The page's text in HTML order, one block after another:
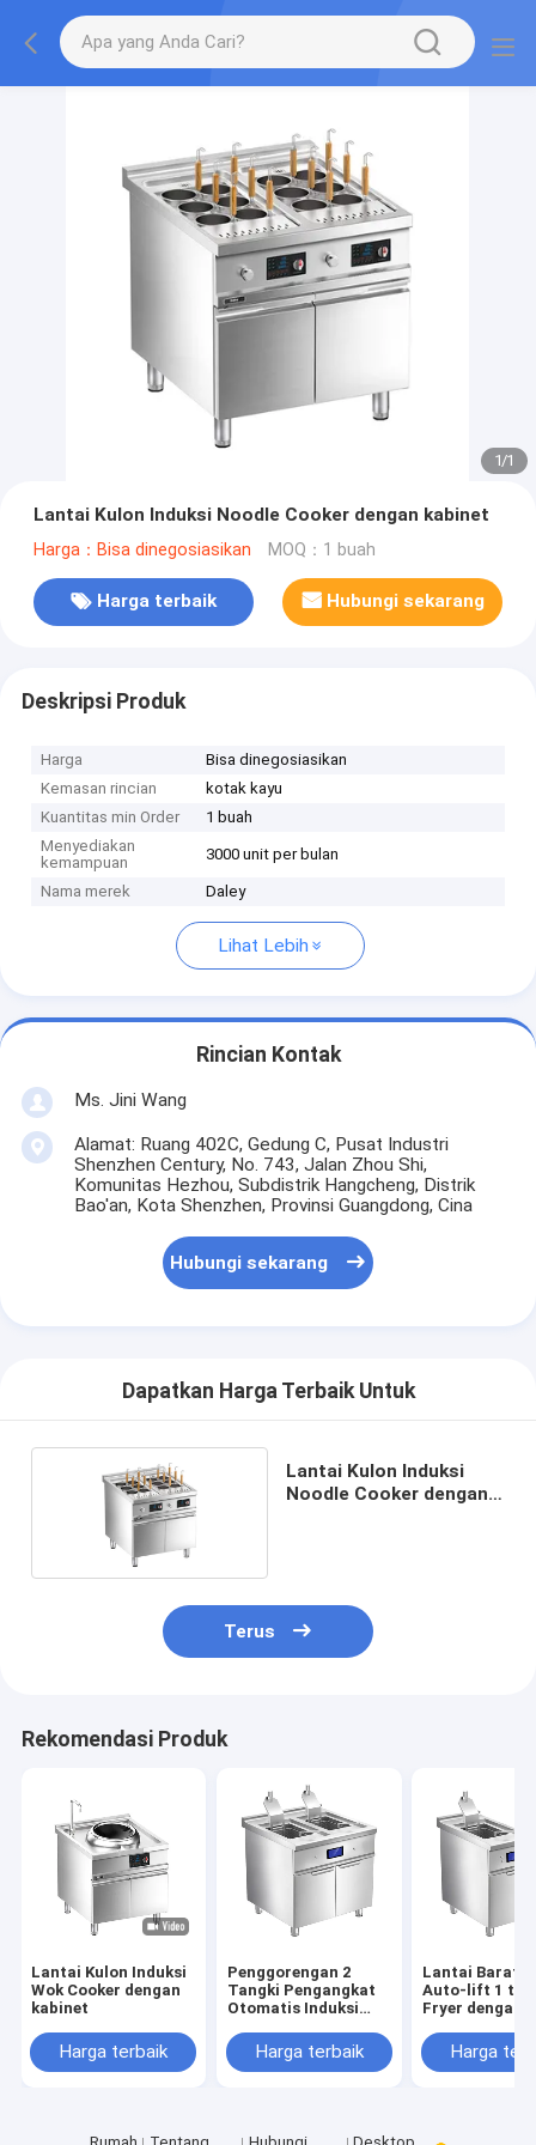
1/1
Lantai Kulon Induksi Noodle Cooker dengan kabinet
Harga：Bisa dinegosiasikan MOQ：1 buah
Harga terbaik Hubungi sekarang
Deskripsi Produk
Harga
Bisa dinegosiasikan
Kemasan rincian
kotak kayu
Kuantitas min Order
1 buah
Menyediakan
kemampuan
3000 unit per bulan
Nama merek Daley
Lihat Lebih
Rincian Kontak
Ms. Jini Wang
Alamat: Ruang 402C, Gedung C, Pusat Industri
Shenzhen Century, No. 743, Jalan Zhou Shi,
Komunitas Hezhou, Subdistrik Hangcheng, Distrik
Bao'an, Kota Shenzhen, Provinsi Guangdong, Cina
Hubungi sekarang
Dapatkan Harga Terbaik Untuk
Lantai Kulon Induksi
Noodle Cooker dengan
Terus
Rekomendasi Produk
Lantai Kulon Induksi
Wok Cooker dengan
kabinet
Harga terbaik
Penggorengan 2
Tangki Pengangkat
Otomatis Induksi
KabinetHarga terbaik
Lantai Barat
Auto-lift 1
Fryer dengan
Harga